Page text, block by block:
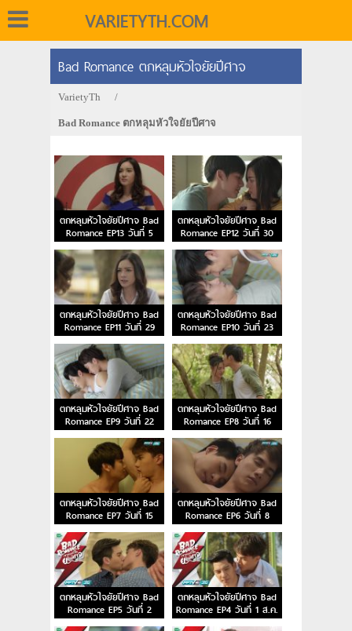
VARIETYTH.COM
Bad Romance ตกหลุมหัวใจยัยปีศาจ
VarietyTh /
Bad Romance ตกหลุมหัวใจยัยปีศาจ
ตกหลุมหัวใจยัยปีศาจ Bad
Romance EP13 วันที่ 5
ก.ย. 59
ตกหลุมหัวใจยัยปีศาจ Bad
Romance EP12 วันที่ 30
ส.ค. 59
ตกหลุมหัวใจยัยปีศาจ Bad
Romance EP11 วันที่ 29
ส.ค. 59
ตกหลุมหัวใจยัยปีศาจ Bad
Romance EP10 วันที่ 23
ส.ค. 59
ตกหลุมหัวใจยัยปีศาจ Bad
Romance EP9 วันที่ 22
ส.ค. 59
ตกหลุมหัวใจยัยปีศาจ Bad
Romance EP8 วันที่ 16
ส.ค. 59
ตกหลุมหัวใจยัยปีศาจ Bad
Romance EP7 วันที่ 15
ส.ค. 59
ตกหลุมหัวใจยัยปีศาจ Bad
Romance EP6 วันที่ 8
ส.ค. 59
ตกหลุมหัวใจยัยปีศาจ Bad
Romance EP5 วันที่ 2
ส.ค. 59
ตกหลุมหัวใจยัยปีศาจ Bad
Romance EP4 วันที่ 1 ส.ค.
59